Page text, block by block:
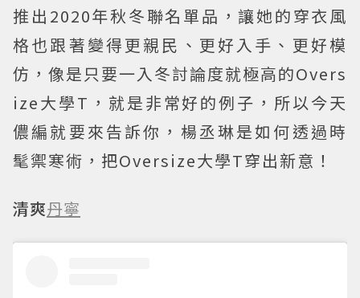
推出2020年秋冬聯名單品，讓她的穿衣風
格也跟著變得更親民、更好入手、更好模
仿，像是只要一入冬討論度就極高的Overs
ize大學T，就是非常好的例子，所以今天
儂編就要來告訴你，楊丞琳是如何透過時
髦禦寒術，把Oversize大學T穿出新意！
清爽丹寧